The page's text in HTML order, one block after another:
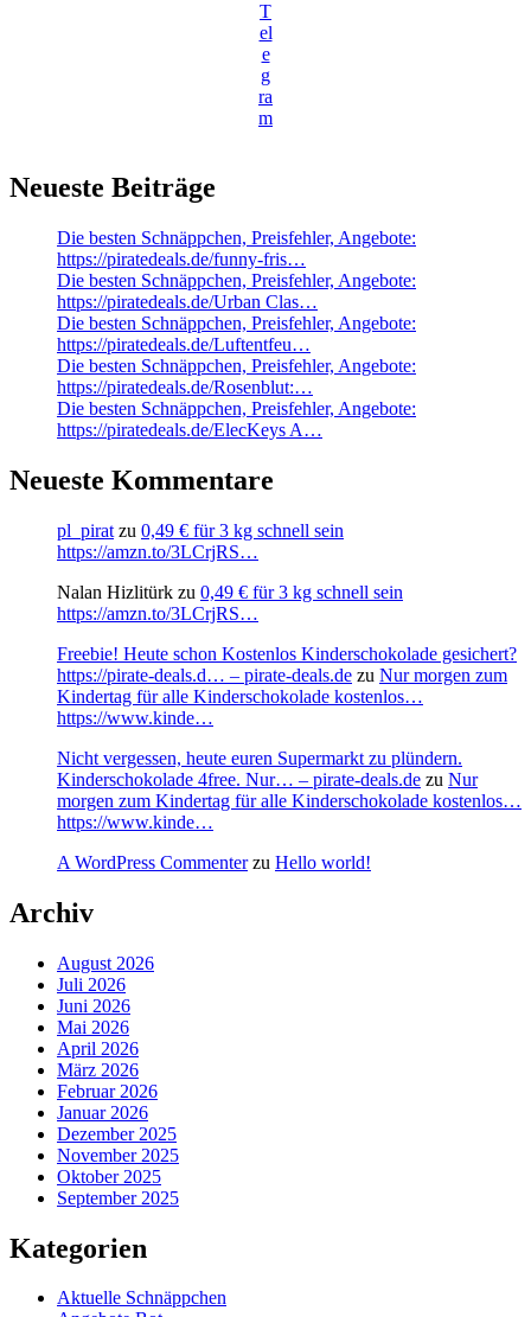
T
el
e
g
ra
m
Neueste Beiträge
Die besten Schnäppchen, Preisfehler, Angebote:
https://piratedeals.de/funny-fris…
Die besten Schnäppchen, Preisfehler, Angebote:
https://piratedeals.de/Urban Clas…
Die besten Schnäppchen, Preisfehler, Angebote:
https://piratedeals.de/Luftentfeu…
Die besten Schnäppchen, Preisfehler, Angebote:
https://piratedeals.de/Rosenblut:…
Die besten Schnäppchen, Preisfehler, Angebote:
https://piratedeals.de/ElecKeys A…
Neueste Kommentare
pl_pirat zu 0,49 € für 3 kg schnell sein
https://amzn.to/3LCrjRS…
Nalan Hizlitürk zu 0,49 € für 3 kg schnell sein
https://amzn.to/3LCrjRS…
Freebie! Heute schon Kostenlos Kinderschokolade gesichert?
https://pirate-deals.d… – pirate-deals.de zu Nur morgen zum
Kindertag für alle Kinderschokolade kostenlos…
https://www.kinde…
Nicht vergessen, heute euren Supermarkt zu plündern.
Kinderschokolade 4free. Nur… – pirate-deals.de zu Nur
morgen zum Kindertag für alle Kinderschokolade kostenlos…
https://www.kinde…
A WordPress Commenterzu Hello world!
Archiv
August 2026
Juli 2026
Juni 2026
Mai 2026
April 2026
März 2026
Februar 2026
Januar 2026
Dezember 2025
November 2025
Oktober 2025
September 2025
Kategorien
Aktuelle Schnäppchen